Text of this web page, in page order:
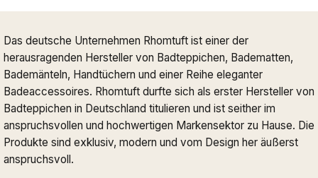
Das deutsche Unternehmen Rhomtuft ist einer der
herausragenden Hersteller von Badteppichen, Badematten,
Bademänteln, Handtüchern und einer Reihe eleganter
Badeaccessoires. Rhomtuft durfte sich als erster Hersteller von
Badteppichen in Deutschland titulieren und ist seither im
anspruchsvollen und hochwertigen Markensektor zu Hause. Die
Produkte sind exklusiv, modern und vom Design her äußerst
anspruchsvoll.